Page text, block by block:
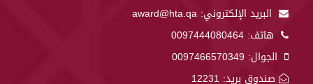
البريد الإلكتروني: award@hta.qa
هاتف: 0097444080464
الجوال: 0097466570349
صندوق بريد: 12231